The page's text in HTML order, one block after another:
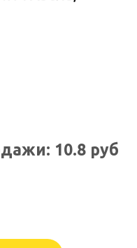
10.8 руб